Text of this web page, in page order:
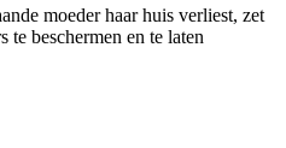
moeder haar huis verliest, zet
te beschermen en te laten